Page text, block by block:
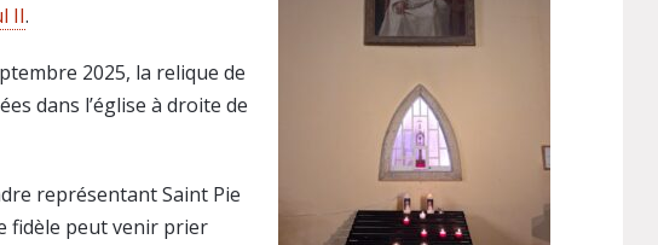
II.
2025, la relique de
dans l’église à droite de
représentant Saint Pie
fidèle peut venir prier